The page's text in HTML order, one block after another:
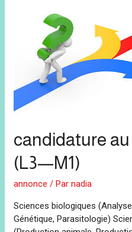
candidature au
(L3—M1)
annonce / Parnadia
Sciences biologiques
Génétique, Parasitologie)